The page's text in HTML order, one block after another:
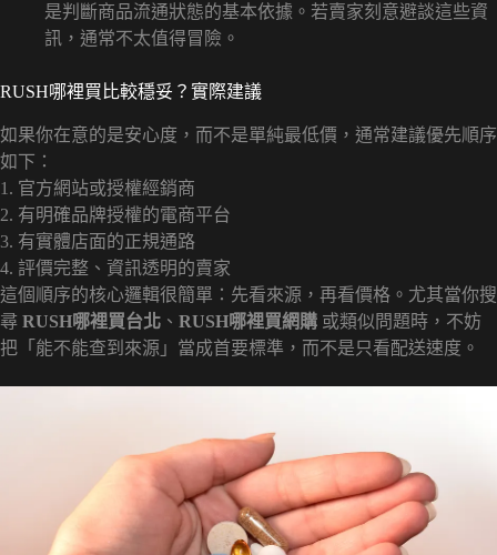
是判斷商品流通狀態的基本依據。若賣家刻意避談這些資
訊，通常不太值得冒險。
RUSH哪裡買比較穩妥？實際建議
如果你在意的是安心度，而不是單純最低價，通常建議優先順序
如下：
1. 官方網站或授權經銷商
2. 有明確品牌授權的電商平台
3. 有實體店面的正規通路
4. 評價完整、資訊透明的賣家
這個順序的核心邏輯很簡單：先看來源，再看價格。尤其當你搜
尋 RUSH哪裡買台北 、 RUSH哪裡買網購 或類似問題時，不妨
把「能不能查到來源」當成首要標準，而不是只看配送速度。